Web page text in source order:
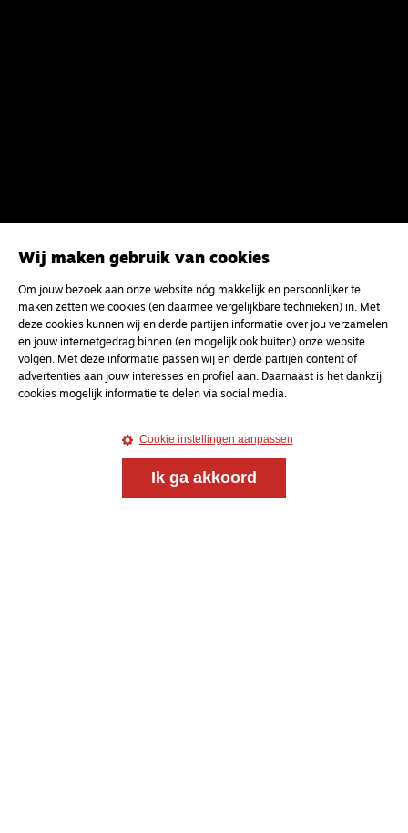
Wij maken gebruik van cookies
Om jouw bezoek aan onze website nóg makkelijk en persoonlijker te
maken zetten we cookies (en daarmee vergelijkbare technieken) in. Met
deze cookies kunnen wij en derde partijen informatie over jou verzamelen
en jouw internetgedrag binnen (en mogelijk ook buiten) onze website
volgen. Met deze informatie passen wij en derde partijen content of
advertenties aan jouw interesses en profiel aan. Daarnaast is het dankzij
cookies mogelijk informatie te delen via social media.
Cookie instellingen aanpassen
Ik ga akkoord